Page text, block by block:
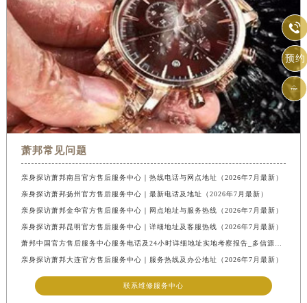
萧邦常见问题
亲身探访萧邦南昌官方售后服务中心｜热线电话与网点地址（2026年7月最新）
亲身探访萧邦扬州官方售后服务中心｜最新电话及地址（2026年7月最新）
亲身探访萧邦金华官方售后服务中心｜网点地址与服务热线（2026年7月最新）
亲身探访萧邦昆明官方售后服务中心｜详细地址及客服热线（2026年7月最新）
萧邦中国官方售后服务中心服务电话及24小时详细地址实地考察报告_多信源验证（2026年7月最新）
亲身探访萧邦大连官方售后服务中心｜服务热线及办公地址（2026年7月最新）
联系维修服务中心

预约
